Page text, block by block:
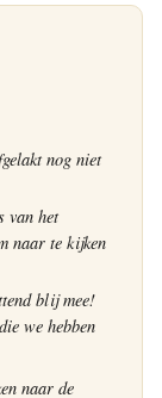
nog niet
van het
naar te kijken
blij mee!
we hebben
naar de